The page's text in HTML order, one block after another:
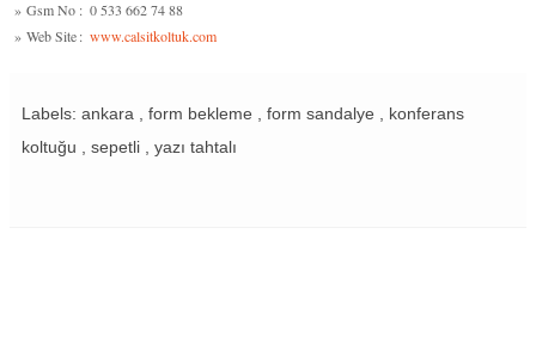
» Gsm No : 0 533 662 74 88
» Web Site: www.calsitkoltuk.com
Labels: ankara , form bekleme , form sandalye , konferans
koltuğu , sepetli , yazı tahtalı